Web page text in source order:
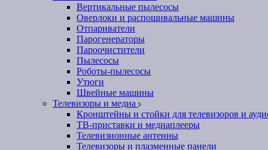
Вертикальные пылесосы
Оверлоки и распошивальные машины
Отпариватели
Парогенераторы
Пароочистители
Пылесосы
Роботы-пылесосы
Утюги
Швейные машины
Телевизоры и медиа
Кронштейны и стойки для телевизоров и
ТВ-приставки и медиаплееры
Телевизионные антенны
Телевизоры и плазменные панели